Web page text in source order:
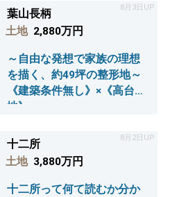
8月3日UP
葉山長柄
土地 2,880万円
～自由な発想で家族の理想
を描く、約49坪の整形地～
《建築条件無し》×《高台立
地》
8月2日UP
十二所
土地 3,880万円
十二所って何て読むか分か